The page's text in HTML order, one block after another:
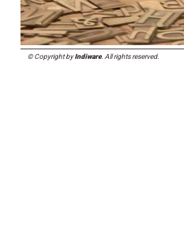
© Copyright byIndiware. All rights reserved.